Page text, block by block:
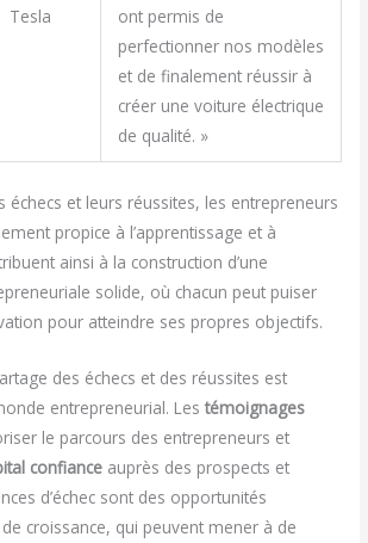
Tesla
ont permis de
perfectionner nos modèles
et de finalement réussir à
créer une voiture électrique
de qualité. »
échecs et leurs réussites, les entrepreneurs
propice à l’apprentissage et à
ainsi à la construction d’une
solide, où chacun peut puiser
pour atteindre ses propres objectifs.
des échecs et des réussites est
entrepreneurial. Lestémoignages
le parcours des entrepreneurs et
confiance auprès des prospects et
d’échec sont des opportunités
de croissance, qui peuvent mener à de